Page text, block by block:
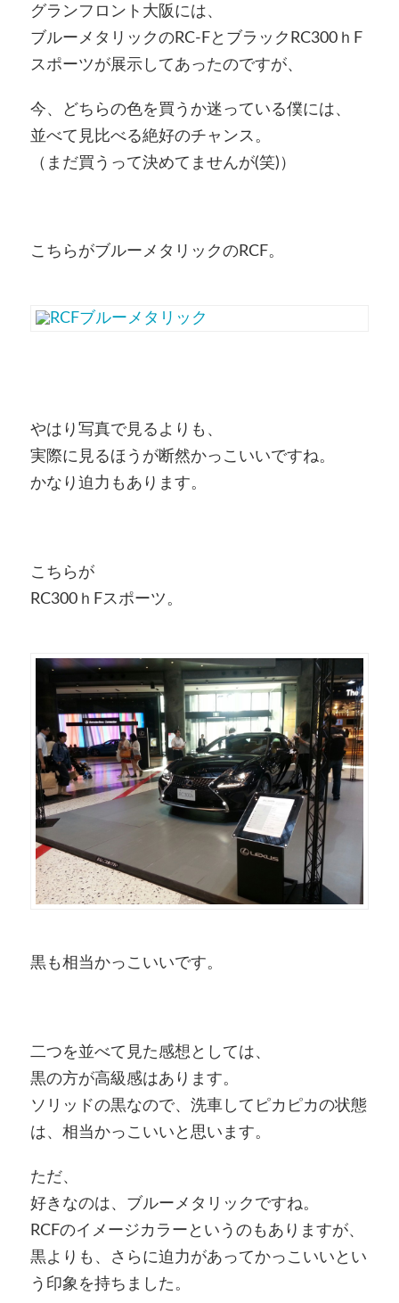
グランフロント大阪には、
ブルーメタリックのRC-FとブラックRC300ｈF
スポーツが展示してあったのですが、
今、どちらの色を買うか迷っている僕には、
並べて見比べる絶好のチャンス。
（まだ買うって決めてませんが(笑)）
こちらがブルーメタリックのRCF。
やはり写真で見るよりも、
実際に見るほうが断然かっこいいですね。
かなり迫力もあります。
こちらが
RC300ｈFスポーツ。
黒も相当かっこいいです。
二つを並べて見た感想としては、
黒の方が高級感はあります。
ソリッドの黒なので、洗車してピカピカの状態
は、相当かっこいいと思います。
ただ、
好きなのは、ブルーメタリックですね。
RCFのイメージカラーというのもありますが、
黒よりも、さらに迫力があってかっこいいとい
う印象を持ちました。